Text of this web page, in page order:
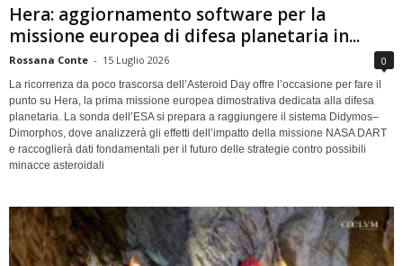
Hera: aggiornamento software per la
missione europea di difesa planetaria in...
Rossana Conte - 15 Luglio 2026 0
La ricorrenza da poco trascorsa dell’Asteroid Day offre l’occasione per fare il
punto su Hera, la prima missione europea dimostrativa dedicata alla difesa
planetaria. La sonda dell’ESA si prepara a raggiungere il sistema Didymos–
Dimorphos, dove analizzerà gli effetti dell’impatto della missione NASA DART
e raccoglierà dati fondamentali per il futuro delle strategie contro possibili
minacce asteroidali